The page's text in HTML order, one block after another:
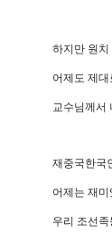
하지만 원
어제도 제
교수님께서
재중국한국
어제는 재
우리 조선